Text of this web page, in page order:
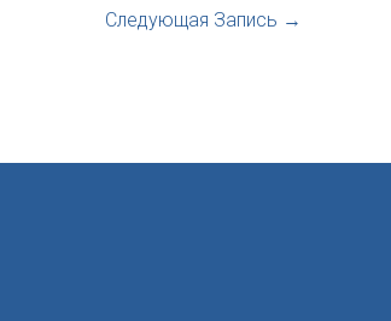
Следующая Запись →